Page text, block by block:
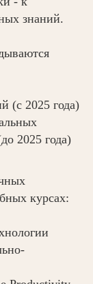
знаний.
(с 2025 года)
2025 года)
курсах: